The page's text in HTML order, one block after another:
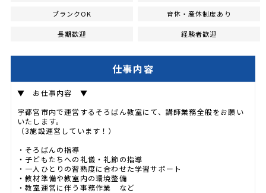
ブランクOK 育休・産休制度あり
長期歓迎 経験者歓迎
仕事内容
▼ お仕事内容 ▼
宇都宮市内で運営するそろばん教室にて、講師業務全般をお願い
いたします。
（3施設運営しています！）
・そろばんの指導
・子どもたちへの礼儀・礼節の指導
・一人ひとりの習熟度に合わせた学習サポート
・教材準備や教室内の環境整備
・教室運営に伴う事務作業 など